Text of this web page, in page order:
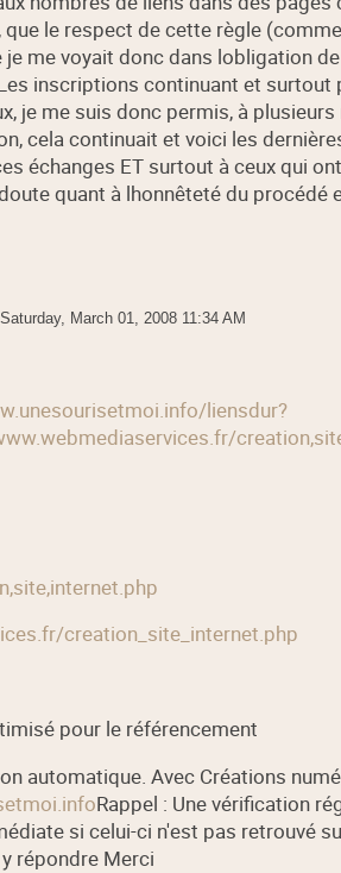
le respect de cette règle
me voyait donc dans lobligation
inscriptions continuant et surtout
je me suis donc permis, à
cela continuait et voici les
échanges ET surtout à ceux qui
quant à lhonnêteté du procédé
March 01, 2008 11:34 AM
liensdur?
creation_site_internet.php
pour le référencement
automatique. Avec Créations
Rappel : Une vérification
si celui-ci n'est pas retrouvé
répondre Merci